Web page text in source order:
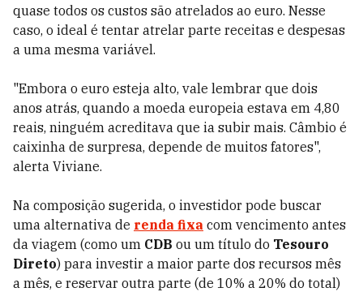
quase todos os custos são atrelados ao euro. Nesse
caso, o ideal é tentar atrelar parte receitas e despesas
a uma mesma variável.
"Embora o euro esteja alto, vale lembrar que dois
anos atrás, quando a moeda europeia estava em 4,80
reais, ninguém acreditava que ia subir mais. Câmbio é
caixinha de surpresa, depende de muitos fatores",
alerta Viviane.
Na composição sugerida, o investidor pode buscar
uma alternativa de renda fixa com vencimento antes
da viagem (como um CDB ou um título do Tesouro
Direto) para investir a maior parte dos recursos mês
a mês, e reservar outra parte (de 10% a 20% do total)